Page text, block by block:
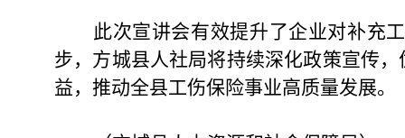
此次宣讲会有效提升了企业对补充
步，方城县人社局将持续深化政策宣传
益，推动全县工伤保险事业高质量发展。